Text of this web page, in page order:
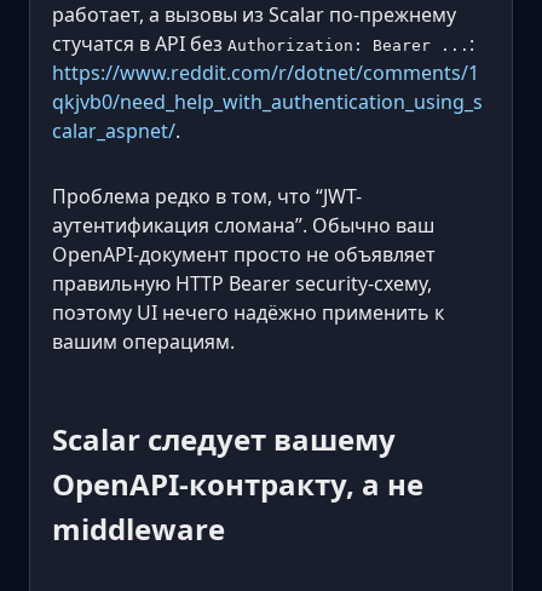
работает, а вызовы из Scalar по-прежнему
стучатся в API без Authorization: Bearer ... :
https://www.reddit.com/r/dotnet/comments/1
qkjvb0/need_help_with_authentication_using_s
calar_aspnet/.
Проблема редко в том, что “JWT-
аутентификация сломана”. Обычно ваш
OpenAPI-документ просто не объявляет
правильную HTTP Bearer security-схему,
поэтому UI нечего надёжно применить к
вашим операциям.
Scalar следует вашему
OpenAPI-контракту, а не
middleware